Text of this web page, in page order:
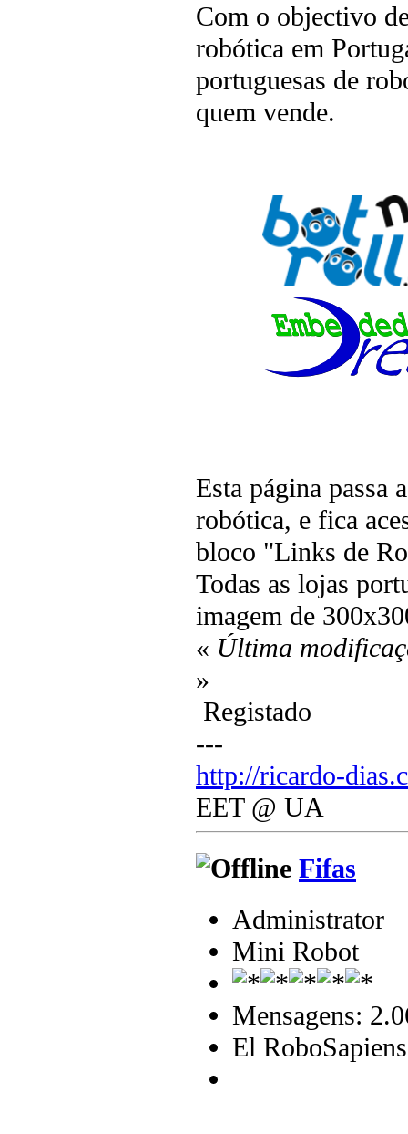
Com o objectivo
robótica em
portuguesas de
quem vende.
Esta página passa
robótica, e fica
bloco "Links de
Todas as lojas
imagem de
« Última
»
Registado
---
http://ricardo-
EET @ UA
Fifas
Administrator
Mini Robot
Mensagens:
El RoboSapiens